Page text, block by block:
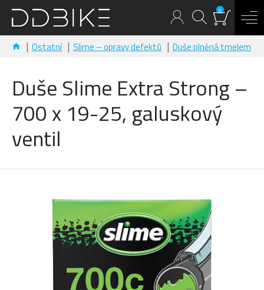
0
Ostatní Slime – opravy defektů Duše plněná tmelem
Duše Slime Extra Strong –
700 x 19-25, galuskový
ventil